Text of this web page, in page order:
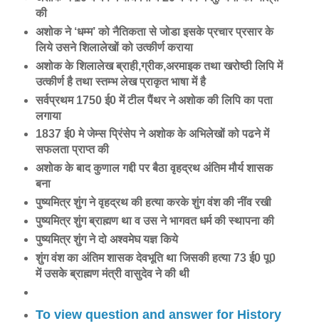
की
अशोक ने ‘धम्म’ को नैतिकता से जोडा इसके प्रचार प्रसार के
लिये उसने शिलालेखों को उत्कीर्ण कराया
अशोक के शिलालेख ब्राही,ग्रीक,अरमाइक तथा खरोष्ठी लिपि में
उत्कीर्ण है तथा स्तम्भ लेख प्राकृत भाषा में है
सर्वप्रथम 1750 ई0 में टील पैंथर ने अशोक की लिपि का पता
लगाया
1837 ई0 मे जेम्स प्रिंसेप ने अशोक के अभिलेखों को पढने में
सफलता प्राप्त की
अशोक के बाद कुणाल गद्दी पर बैठा वृहद्रथ अंतिम मौर्य शासक
बना
पुष्यमित्र शुंग ने वृहद्रथ की हत्या करके शुंग वंश की नींव रखी
पुष्यमित्र शुंग ब्राह्मण था व उस ने भागवत धर्म की स्थापना की
पुष्यमित्र शुंग ने दो अश्वमेघ यज्ञ किये
शुंग वंश का अंतिम शासक देवभूति था जिसकी हत्या 73 ई0 पू0
में उसके ब्राह्मण मंत्री वासुदेव ने की थी
To view question and answer for History